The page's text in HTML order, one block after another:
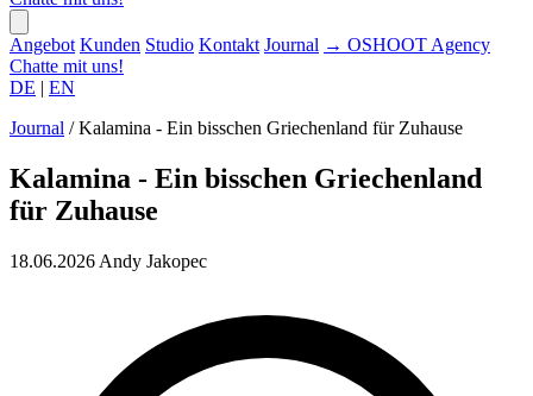
Angebot Kunden Studio Kontakt Journal → OSHOOT Agency
Chatte mit uns!
DE | EN
Journal / Kalamina - Ein bisschen Griechenland für Zuhause
Kalamina - Ein bisschen Griechenland
für Zuhause
18.06.2026 Andy Jakopec